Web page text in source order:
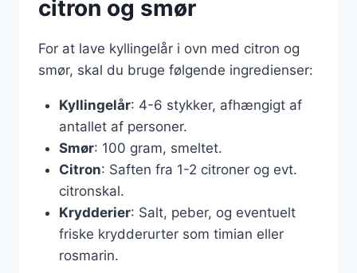
citron og smør
For at lave kyllingelår i ovn med citron og
smør, skal du bruge følgende ingredienser:
Kyllingelår: 4-6 stykker, afhængigt af
antallet af personer.
Smør: 100 gram, smeltet.
Citron: Saften fra 1-2 citroner og evt.
citronskal.
Krydderier: Salt, peber, og eventuelt
friske krydderurter som timian eller
rosmarin.